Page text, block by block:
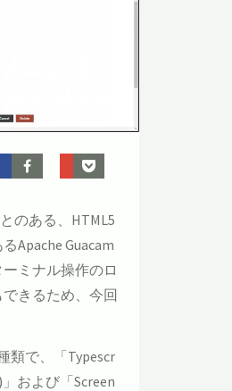
のある、HTML5
Apache Guacam
ミナル操作のロ
きるため、今回
類で、「Typescr
および「Screen